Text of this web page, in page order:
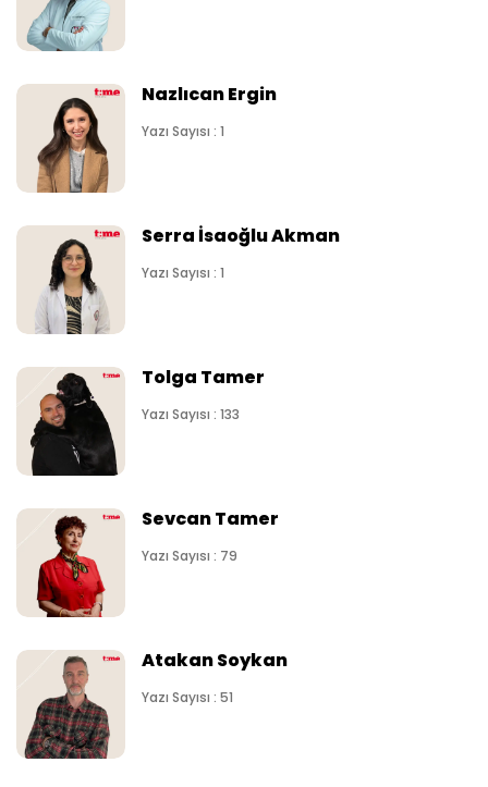
Nazlıcan Ergin
Yazı Sayısı : 1
Serra İsaoğlu Akman
Yazı Sayısı : 1
Tolga Tamer
Yazı Sayısı : 133
Sevcan Tamer
Yazı Sayısı : 79
Atakan Soykan
Yazı Sayısı : 51